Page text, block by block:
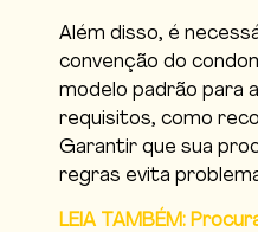
Além disso, é
convenção do
modelo padrão para
requisitos, como
Garantir que sua
regras evita
LEIA TAMBÉM: